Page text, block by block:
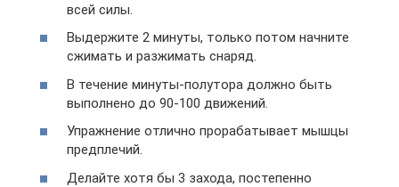
всей силы.
Выдержите 2 минуты, только потом начните
сжимать и разжимать снаряд.
В течение минуты-полутора должно быть
выполнено до 90-100 движений.
Упражнение отлично прорабатывает мышцы
предплечий.
Делайте хотя бы 3 захода, постепенно